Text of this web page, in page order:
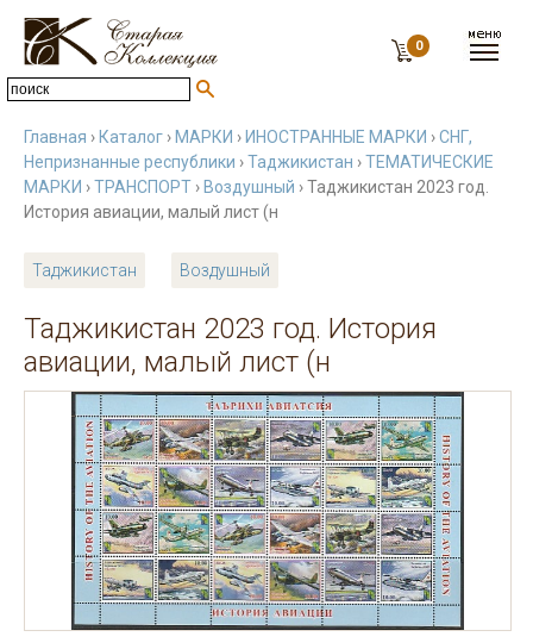
0
Главная › Каталог › МАРКИ › ИНОСТРАННЫЕ МАРКИ ›СНГ,
Непризнанные республики ›Таджикистан ›ТЕМАТИЧЕСКИЕ
МАРКИ ›ТРАНСПОРТ › Воздушный › Таджикистан 2023 год.
История авиации, малый лист (н
Таджикистан Воздушный
Таджикистан 2023 год. История
авиации, малый лист (н